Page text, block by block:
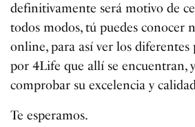
definitivamente será motivo de
todos modos, tú puedes conocer
online, para así ver los diferentes
por 4Life que allí se encuentran,
comprobar su excelencia y
Te esperamos.